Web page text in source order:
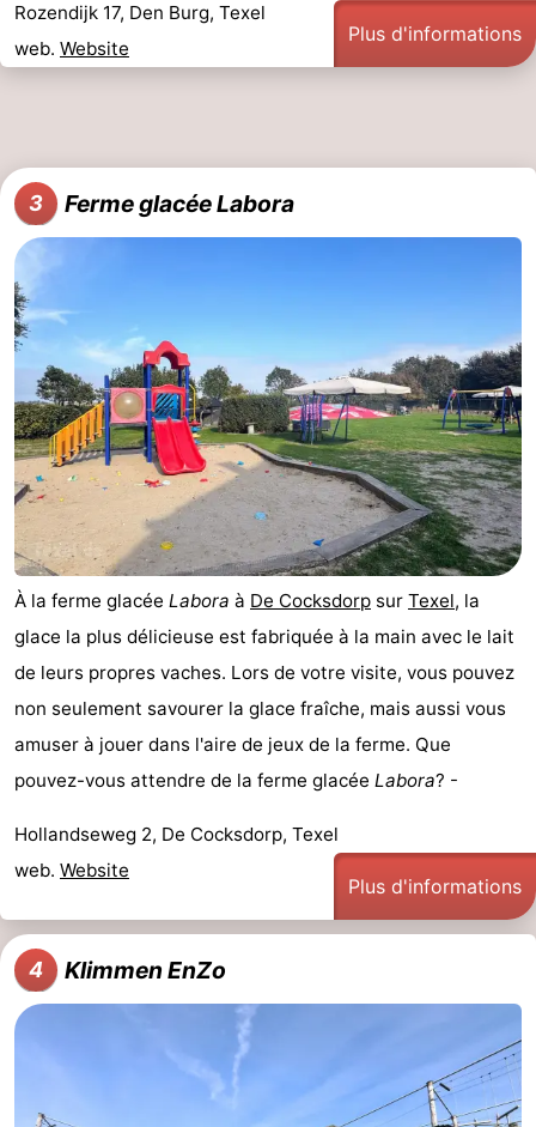
de
jeux
Parcours
de
mini-
golf
Nature
Visites
guidées
Sports
-
Piscines
-
Faire
du
vélo
-
Randonnée
-
Équitation
-
Surfen
-
Peche
Sportive
-
Equitation
-
Promenade
sur
Wadden
Observation
des
Boire
manger
Pratiques
Forum
Rozendijk 17, Den Burg, Texel
web. Website
Plus d'informations
3 Ferme glacée Labora
À la ferme glacée Labora à De Cocksdorp sur Texel, la
glace la plus délicieuse est fabriquée à la main avec le lait
de leurs propres vaches. Lors de votre visite, vous pouvez
non seulement savourer la glace fraîche, mais aussi vous
amuser à jouer dans l'aire de jeux de la ferme. Que
pouvez-vous attendre de la ferme glacée Labora? -
Hollandseweg 2, De Cocksdorp, Texel
web. Website
Plus d'informations
4 Klimmen EnZo